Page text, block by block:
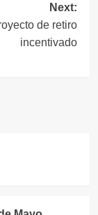
Next:
de retiro
incentivado